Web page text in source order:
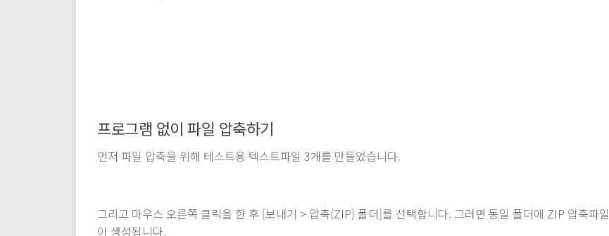
프로그램 없이 파일 압축하기
먼저 파일 압축을 위해 테스트용 텍스트파일 3개를 만들었습니다.
그리고 마우스 오른쪽 클릭을 한 후 [보내기 > 압축(ZIP) 폴더]를 선택합니다. 그러면 동일 폴더에 ZIP 압축파일
이 생성됩니다.